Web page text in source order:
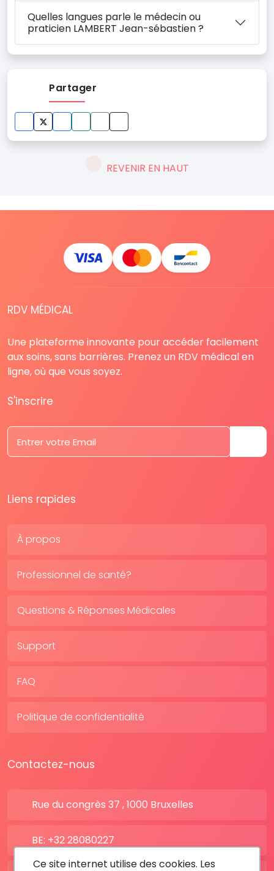
Quelles langues parle le médecin ou
praticien LAMBERT Jean-sébastien ?
Partager
REVENIR EN HAUT
RDV MÉDICAL
Une plateforme innovante pour accéder facilement
aux soins, sans barrières. Prenez un RDV médical en
ligne, où que vous soyez.
S'inscrire
Liens rapides
À propos
Professionnel de santé?
Questions & Réponses Médicales
Support
FAQ
Politique de confidentialité
Contactez-nous
Rue du congrès 37 , 1000 Bruxelles
BE: +32 28080227
Ce site internet utilise des cookies. Les